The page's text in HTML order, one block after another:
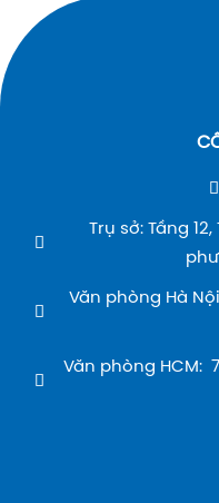
Trụ sở: Tầng
Văn phòng Hà
Văn phòng HCM: